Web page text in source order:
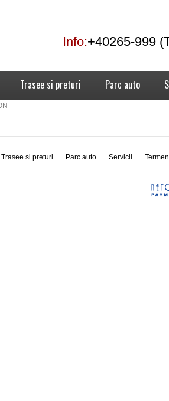
Info:+40265-999
Trasee si preturi Parc auto
Trasee si preturi Parc auto Servicii